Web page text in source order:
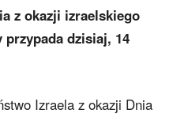
z okazji izraelskiego
dzisiaj, 14
Izraela z okazji Dnia